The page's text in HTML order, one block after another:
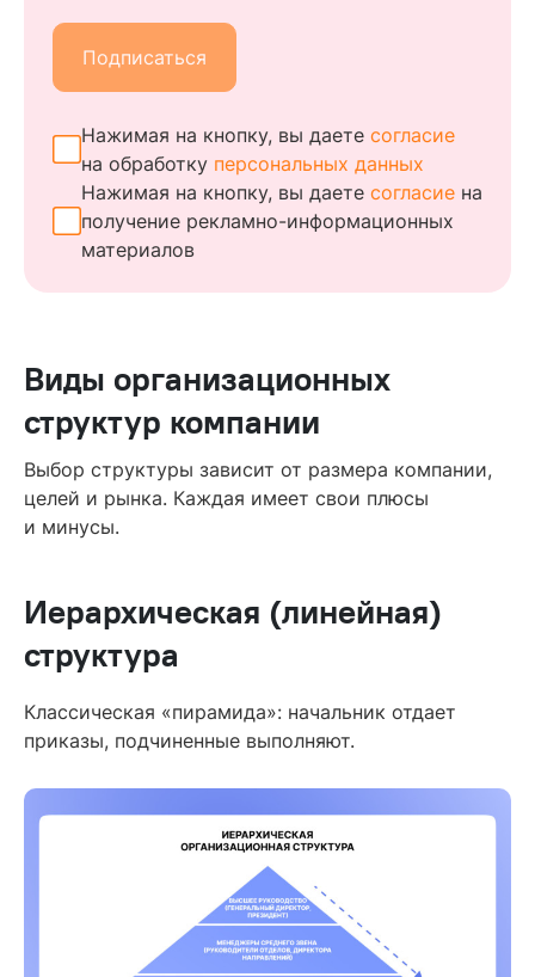
Подписаться
Нажимая на кнопку, вы даете согласие
на обработку персональных данных
Нажимая на кнопку, вы даете согласие на
получение рекламно-информационных
материалов
Виды организационных
структур компании
Выбор структуры зависит от размера компании,
целей и рынка. Каждая имеет свои плюсы
и минусы.
Иерархическая (линейная)
структура
Классическая «пирамида»: начальник отдает
приказы, подчиненные выполняют.